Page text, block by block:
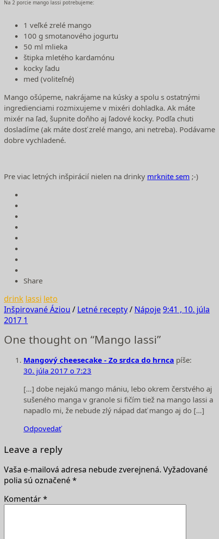
Na 2 porcie mango lassi potrebujeme:
1 veľké zrelé mango
100 g smotanového jogurtu
50 ml mlieka
štipka mletého kardamónu
kocky ľadu
med (voliteľné)
Mango ošúpeme, nakrájame na kúsky a spolu s ostatnými
ingredienciami rozmixujeme v mixéri dohladka. Ak máte
mixér na ľad, šupnite doňho aj ľadové kocky. Podľa chuti
dosladíme (ak máte dosť zrelé mango, ani netreba). Podávame
dobre vychladené.
Pre viac letných inšpirácií nielen na drinky mrknite sem ;-)
Share
drink lassi leto
Inšpirované Áziou / Letné recepty/ Nápoje9:41 , 10. júla
2017 1
One thought on “Mango lassi”
Mangový cheesecake - Zo srdca do hrnca píše:
30. júla 2017 o 7:23
[…] dobe nejakú mango mániu, lebo okrem čerstvého aj
sušeného manga v granole si fičím tiež na mango lassi a
napadlo mi, že nebude zlý nápad dať mango aj do […]
Odpovedať
Leave a reply
Vaša e-mailová adresa nebude zverejnená. Vyžadované
polia sú označené*
Komentár*